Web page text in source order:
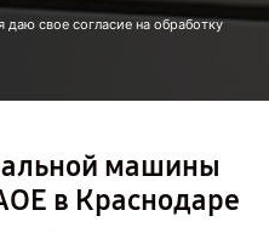
свое согласие на обработку
машины
в Краснодаре